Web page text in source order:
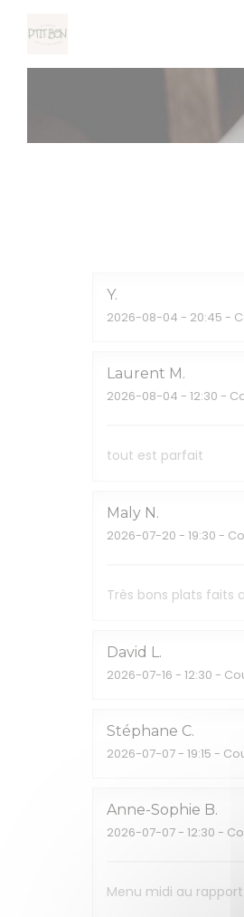
Y
2026-08-04 - 20:45 -
Laurent M
2026-08-04 - 12:30 -
tout est parfait
Maly N
2026-07-20 - 19:30 -
Très bons plats faits
David L
2026-07-16 - 12:30 -
Stéphane C
2026-07-07 - 19:15 -
Anne-Sophie B
2026-07-07 - 12:30 -
Menu midi au